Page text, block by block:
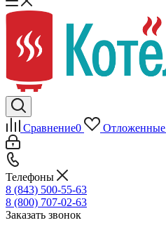
Сравнение0 Отложенные
Телефоны
8 (843) 500-55-63
8 (800) 707-02-63
Заказать звонок